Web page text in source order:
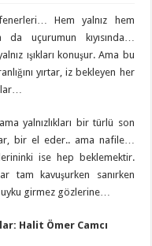
Hem yalnız hem
uçurumun kıyısında…
ışıkları konuşur. Ama bu
yırtar, iz bekleyen her
yalnızlıkları bir türlü son
bir el eder.. ama nafile…
ise hep beklemektir.
tam kavuşurken sanırken
girmez gözlerine…
Halit Ömer Camcı